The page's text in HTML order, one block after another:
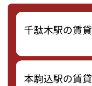
千駄木駅の賃貸
本駒込駅の賃貸